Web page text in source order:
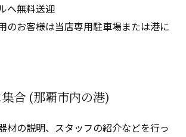
へ無料送迎
のお客様は当店専用駐車場または港に
合 (那覇市内の港)
材の説明、スタッフの紹介などを行っ